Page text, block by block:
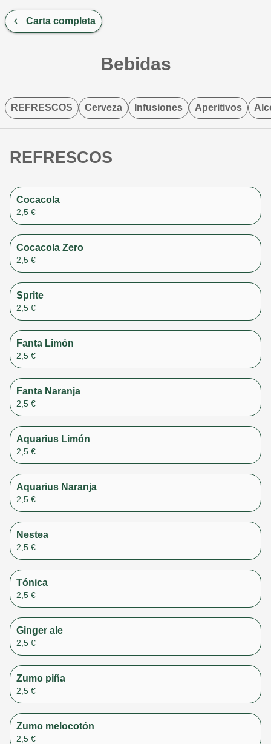
Carta completa
Bebidas
REFRESCOS Cerveza Infusiones Aperitivos
REFRESCOS
Cocacola
2,5 €
Cocacola Zero
2,5 €
Sprite
2,5 €
Fanta Limón
2,5 €
Fanta Naranja
2,5 €
Aquarius Limón
2,5 €
Aquarius Naranja
2,5 €
Nestea
2,5 €
Tónica
2,5 €
Ginger ale
2,5 €
Zumo piña
2,5 €
Zumo melocotón
2,5 €